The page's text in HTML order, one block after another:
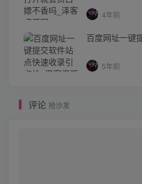
4年前
百度网址一键
5年前
评论 抢沙发